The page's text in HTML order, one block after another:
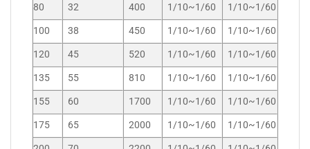
80
32 400 1/10~1/60
1/10~1/60
100
38 450 1/10~1/60
1/10~1/60
120
45 520 1/10~1/60
1/10~1/60
135
55 810 1/10~1/60
1/10~1/60
155
60 1700 1/10~1/60
1/10~1/60
175
65 2000 1/10~1/60
1/10~1/60